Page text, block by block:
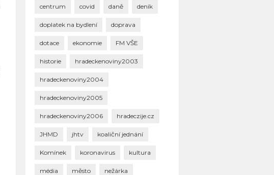
centrum covid daně deník
doplatek na bydlení doprava
dotace ekonomie FM VŠE
historie hradeckenoviny2003
hradeckenoviny2004
hradeckenoviny2005
hradeckenoviny2006 hradeczije.cz
JHMD jhtv koaliční jednání
Komínek koronavirus kultura
média město nežárka